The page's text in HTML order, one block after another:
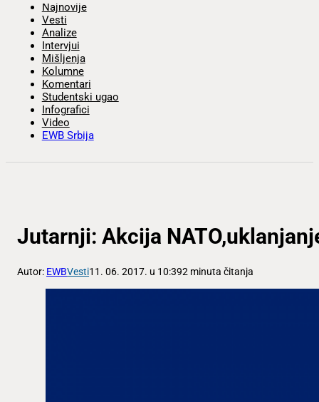
Najnovije
Vesti
Analize
Intervjui
Mišljenja
Kolumne
Komentari
Studentski ugao
Infografici
Video
EWB Srbija
Jutarnji: Akcija
Autor: EWBVesti11. 06. 2017. u 10:392 minuta čitanja